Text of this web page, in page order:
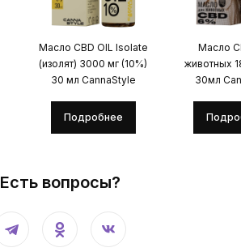
Масло CBD OIL Isolate
(изолят) 3000 мг (10%)
30 мл CannaStyle
Подробнее
Масло
животных
30мл
Есть вопросы?